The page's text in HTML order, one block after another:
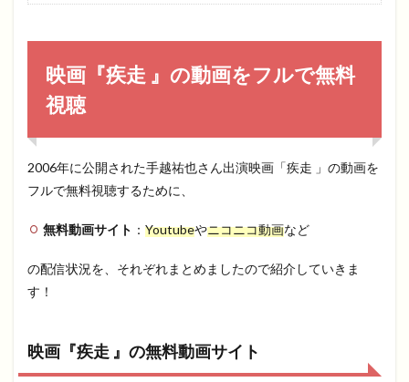
映画『疾走 』の動画をフルで無料
視聴
2006年に公開された手越祐也さん出演映画「疾走 」の動画を
フルで無料視聴するために、
無料動画サイト ： Youtubeやニコニコ動画など
の配信状況を、それぞれまとめましたので紹介していきま
す！
映画『疾走 』の無料動画サイト